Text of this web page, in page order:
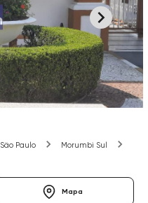
São Paulo
Morumbi Sul
Mapa